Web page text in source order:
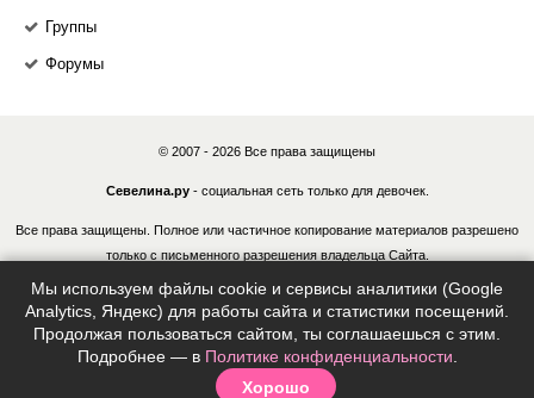
Группы
Форумы
© 2007 - 2026 Все права защищены
Севелина.ру- социальная сеть только для девочек.
Все права защищены. Полное или частичное копирование материалов разрешено
только с письменного разрешения владельца Сайта.
В случае обнаружения нарушений, виновные лица могут быть привлечены к
ответственности в соответствии с действующим законодательством Российской
Федерации.
Согласие на обработку ПДн
Мы используем файлы cookie и сервисы аналитики (Google
Analytics, Яндекс) для работы сайта и статистики посещений.
Продолжая пользоваться сайтом, ты соглашаешься с этим.
Подробнее — в Политике конфиденциальности
Хорошо